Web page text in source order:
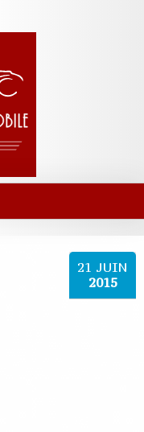
21 JUIN
2015